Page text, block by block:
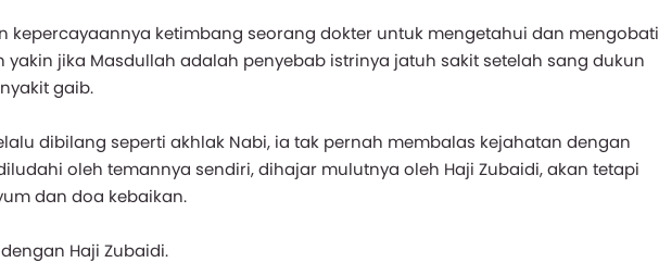
kepercayaannya ketimbang seorang dokter untuk mengetahui dan mengobati
yakin jika Masdullah adalah penyebab istrinya jatuh sakit setelah sang dukun
gaib.
dibilang seperti akhlak Nabi, ia tak pernah membalas kejahatan dengan
oleh temannya sendiri, dihajar mulutnya oleh Haji Zubaidi, akan tetapi
dan doa kebaikan.
Haji Zubaidi.